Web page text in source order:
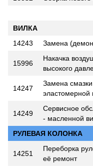
ВИЛКА
14243
Замена
15996
Накачка
высокого
14247
Замена
эластомерной
14249
Сервисное
- масленной
РУЛЕВАЯ КОЛОНКА
14251
Переборка
её ремонт